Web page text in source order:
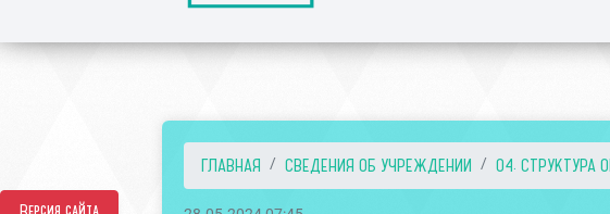
ГЛАВНАЯ СВЕДЕНИЯ ОБ УЧРЕЖДЕНИИ 04. СТРУКТУРА